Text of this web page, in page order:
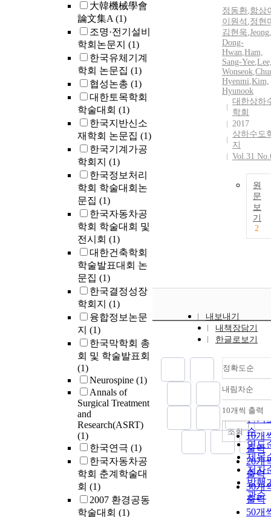
大韓機械學會
論文集A(1)
조명·전기설비
학회논문지 (1)
한국유체기계
학회 논문집 (1)
협성논총 (1)
대한토목학회
학술대회 (1)
한국지반신소
재학회 논문집 (1)
한국기계가공
학회지 (1)
한국정보처리
학회 학술대회논
문집 (1)
한국자동차공
학회 학술대회 및
전시회 (1)
대한건축학회
학술발표대회 논
문집 (1)
한국결정성장
학회지 (1)
융합정보논문
지 (1)
한국막학회 총
회 및 학술발표회
(1)
Neurospine (1)
Annals of
Surgical Treatment
and
Research(ASRT)
(1)
한국연극 (1)
한국자동차공
학회 춘계학술대
회 (1)
2007 환경공동
학술대회 (1)
follow up
Plain
were obtained
postoperative
1day, 1week,
then at 1, 2, 6,
12 months. CT
was done at
postoperative
months in all
patients for
evaluation of
bone fusion.
mean period of
clinical
was 17
Results: Mean
were 43 years
Bone fusion
pain was
while the final
follow-up VAS
2.07±0.8
(p<0.001). The
average
immediate
postoperative
was 84 %
and final NDI
22% points
(p<0.001).
were one case
infection and 1
case of screw
loosening.
정동환,함상
이원석 ,정현
김현욱,Jeong,
Dong-
Hwan,Ham,
Sang-Yee,
Wonseok,
Hyenmi,Kim,
Hyunook
대한상하
학회
2017
상하수도
지
Vol.31
원
문
보
기
2
내보내기
내책장담기
한글로보기
정확도순
정확
순
인기
순
연도
제목
저자
발행
관순
내림차순
내림
10개씩 출력
10개
출력
20개
출력
30개
출력
50개
조회